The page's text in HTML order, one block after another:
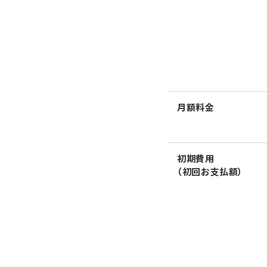
月額料金
初期費用
（初回お支払額）